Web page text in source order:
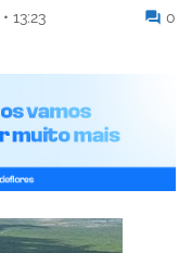
• 13:23 0